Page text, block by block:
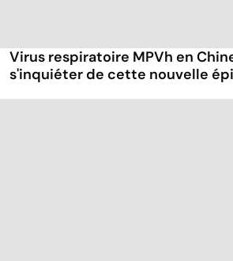
Virus respiratoire MPVh en
s'inquiéter de cette nouvelle